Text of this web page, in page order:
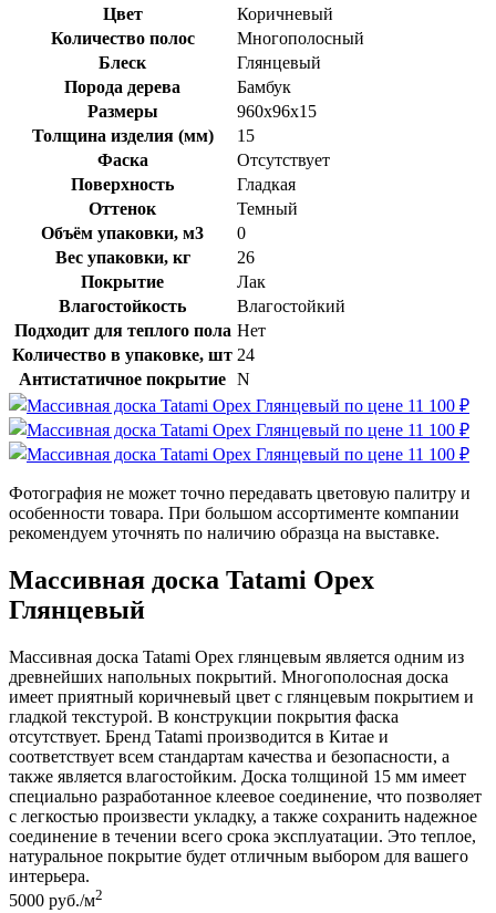
Цвет
Коричневый
Количество полос
Многополосный
Блеск
Глянцевый
Порода дерева
Бамбук
Размеры
960x96x15
Толщина изделия (мм)
15
Фаска
Отсутствует
Поверхность
Гладкая
Оттенок
Темный
Объём упаковки, м3
0
Вес упаковки, кг
26
Покрытие
Лак
Влагостойкость
Влагостойкий
Подходит для теплого пола Нет
Количество в упаковке, шт 24
Антистатичное покрытие N
Фотография не может точно передавать цветовую палитру и
особенности товара. При большом ассортименте компании
рекомендуем уточнять по наличию образца на выставке.
Массивная доска Tatami Орех
Глянцевый
Массивная доска Tatami Орех глянцевым является одним из
древнейших напольных покрытий. Многополосная доска
имеет приятный коричневый цвет с глянцевым покрытием и
гладкой текстурой. В конструкции покрытия фаска
отсутствует. Бренд Tatami производится в Китае и
соответствует всем стандартам качества и безопасности, а
также является влагостойким. Доска толщиной 15 мм имеет
специально разработанное клеевое соединение, что позволяет
с легкостью произвести укладку, а также сохранить надежное
соединение в течении всего срока эксплуатации. Это теплое,
натуральное покрытие будет отличным выбором для вашего
интерьера.
5000 руб./м2